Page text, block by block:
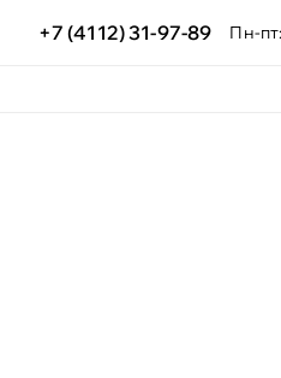
+7 (4112) 31-97-89 Пн-